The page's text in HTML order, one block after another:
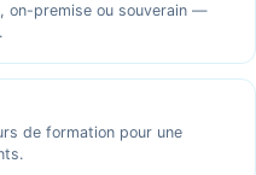
on-premise ou souverain —
de formation pour une